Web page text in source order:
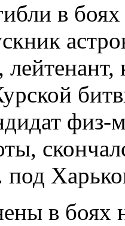
в
физ-
под
в боях